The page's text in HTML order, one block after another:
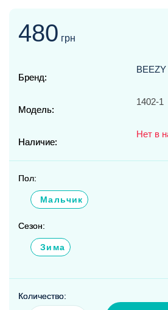
480 грн
Бренд:
Модель:
1402-1
Наличие:
Нет в
Пол:
Мальчик
Сезон:
Зима
Количество: